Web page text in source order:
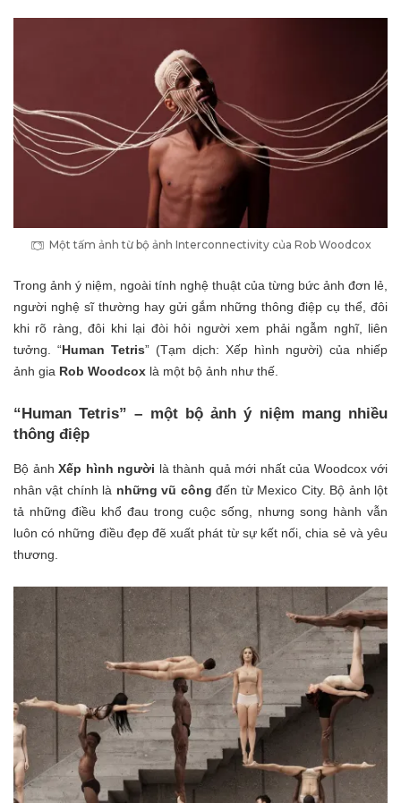
Một tấm ảnh từ bộ ảnh Interconnectivity của Rob Woodcox
Trong ảnh ý niệm, ngoài tính nghệ thuật của từng bức ảnh đơn lẻ,
người nghệ sĩ thường hay gửi gắm những thông điệp cụ thể, đôi
khi rõ ràng, đôi khi lại đòi hỏi người xem phải ngẫm nghĩ, liên
tưởng. “Human Tetris” (Tạm dịch: Xếp hình người) của nhiếp
ảnh gia Rob Woodcox là một bộ ảnh như thế.
“Human Tetris” – một bộ ảnh ý niệm mang nhiều
thông điệp
Bộ ảnh Xếp hình người là thành quả mới nhất của Woodcox với
nhân vật chính là những vũ công đến từ Mexico City. Bộ ảnh lột
tả những điều khổ đau trong cuộc sống, nhưng song hành vẫn
luôn có những điều đẹp đẽ xuất phát từ sự kết nối, chia sẻ và yêu
thương.